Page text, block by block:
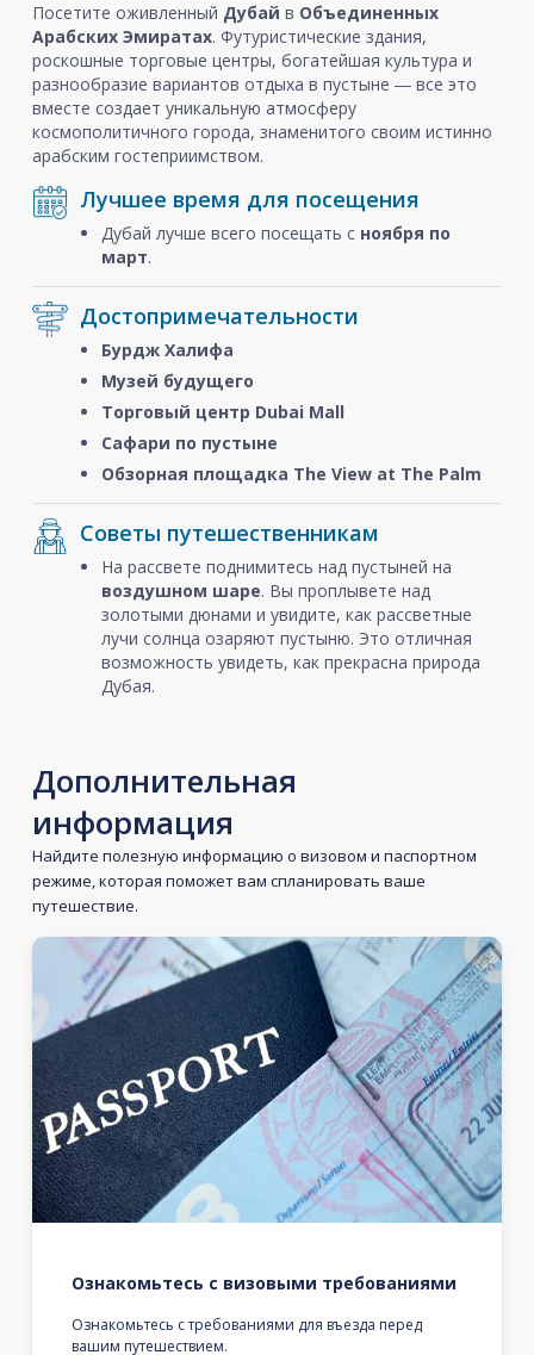
Посетите оживленный Дубай в Объединенных
Арабских Эмиратах. Футуристические здания,
роскошные торговые центры, богатейшая культура и
разнообразие вариантов отдыха в пустыне ― все это
вместе создает уникальную атмосферу
космополитичного города, знаменитого своим истинно
арабским гостеприимством.
Лучшее время для посещения
Дубай лучше всего посещать с ноября по
март.
Достопримечательности
Бурдж Халифа
Музей будущего
Торговый центр Dubai Mall
Сафари по пустыне
Обзорная площадка The View at The Palm
Советы путешественникам
На рассвете поднимитесь над пустыней на
воздушном шаре. Вы проплывете над
золотыми дюнами и увидите, как рассветные
лучи солнца озаряют пустыню. Это отличная
возможность увидеть, как прекрасна природа
Дубая.
Дополнительная
информация
Найдите полезную информацию о визовом и паспортном
режиме, которая поможет вам спланировать ваше
путешествие.
Ознакомьтесь с визовыми требованиями
Ознакомьтесь с требованиями для въезда перед
вашим путешествием.